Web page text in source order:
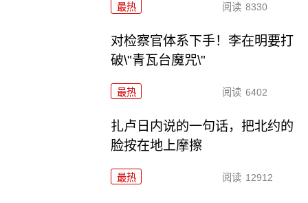
最热 阅读 8330
对检察官体系下手！李在明要打
破\"青瓦台魔咒\"
最热 阅读 6402
扎卢日内说的一句话，把北约的
脸按在地上摩擦
最热 阅读 12912